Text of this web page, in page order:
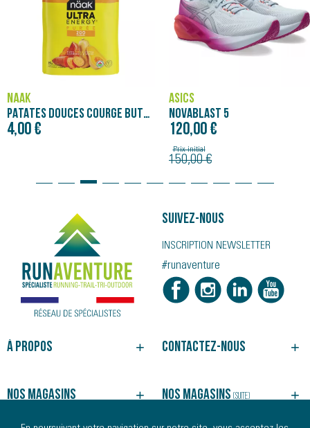
NÄAK
PATATES DOUCES COURGE BUTTERNUT - PURÉE NÄAK ULTRA ENERGY™ (90G)
4,00 €
ASICS
NOVABLAST 5
120,00 €
Prix initial
150,00 €
À propos
NOS MAGASINS
NOS SERVICES
Contactez-nous
SUIVRE VOTRE COMMANDE
JOINDRE UN MAGASIN
Suivez-nous
INSCRIPTION NEWSLETTER
#runaventure
Nos magasins
ALBI
Nos magasins (suite)
MORLAIX